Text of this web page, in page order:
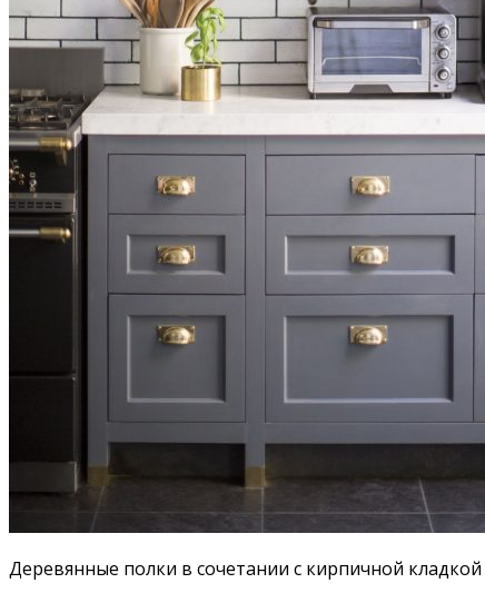
Деревянные полки в сочетании с кирпичной кладкой